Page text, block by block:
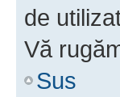
de
Vă
Sus